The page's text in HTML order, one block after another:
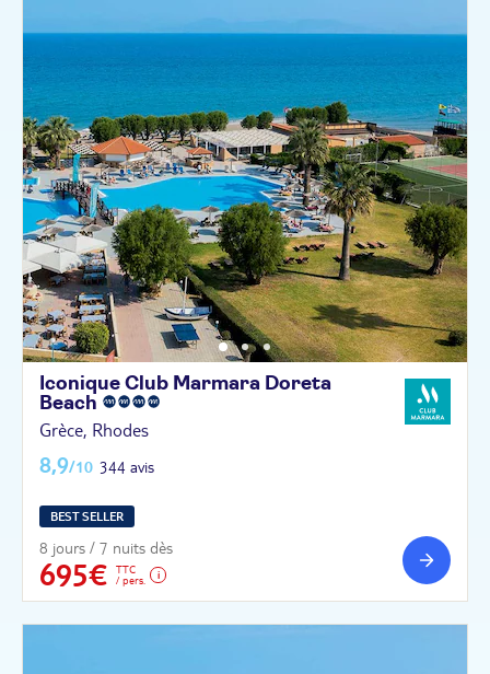
Iconique Club Marmara Doreta
Beach
Grèce, Rhodes
8,9/10 344 avis
BEST SELLER
8 jours / 7 nuits dès
695€
TTC
/ pers.